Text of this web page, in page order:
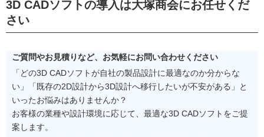
3D CADソフトの導入は大塚商会にお任せくだ
さい
ご質問やお見積りなど、お気軽にお問い合わせください
「どの3D CADソフトが自社の製品設計に最適なのか分からな
い」「既存の2D設計から3D設計へ移行したいが不安がある」と
いったお悩みはありませんか？
お客様の業種や設計環境に応じて、最適な3D CADソフトをご提
案します。